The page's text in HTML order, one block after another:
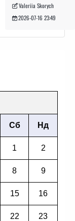
Valeriia Skorych
2026-07-16 23:49
Сб Нд
1 2
8 9
15 16
22 23